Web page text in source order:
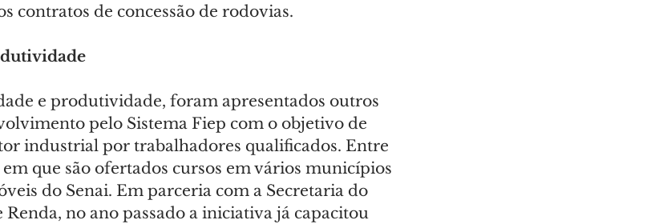
contratos de concessão de rodovias.
e produtividade, foram apresentados outros
pelo Sistema Fiep com o objetivo de
industrial por trabalhadores qualificados. Entre
em que são ofertados cursos em vários municípios
do Senai. Em parceria com a Secretaria do
no ano passado a iniciativa já capacitou